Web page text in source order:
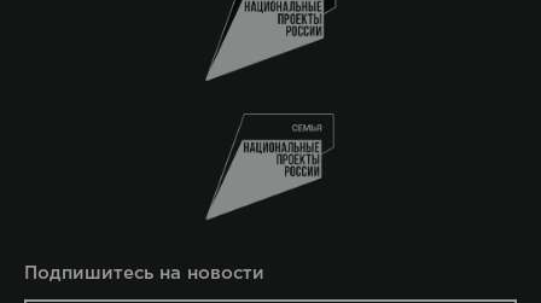
Подпишитесь на новости